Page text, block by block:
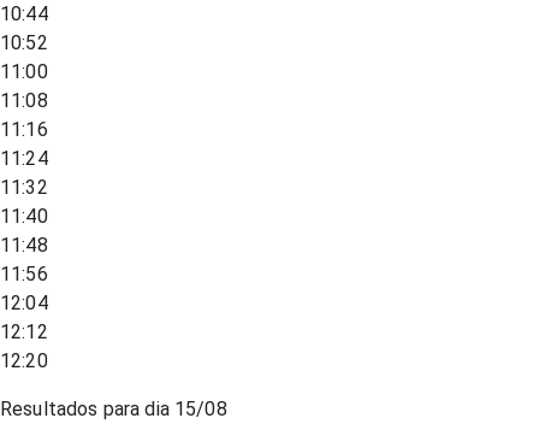
10:44
10:52
11:00
11:08
11:16
11:24
11:32
11:40
11:48
11:56
12:04
12:12
12:20
Resultados para dia 15/08